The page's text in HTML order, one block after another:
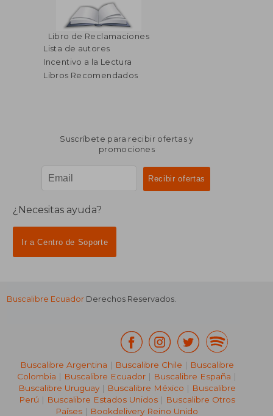
Libro de Reclamaciones
Lista de autores
Incentivo a la Lectura
Libros Recomendados
Suscríbete para recibir ofertas y
promociones
¿Necesitas ayuda?
Ir a Centro de Soporte
Buscalibre Ecuador Derechos Reservados.
Buscalibre Argentina | Buscalibre Chile | Buscalibre
Colombia | Buscalibre Ecuador | Buscalibre España |
Buscalibre Uruguay| Buscalibre México | Buscalibre
Perú | Buscalibre Estados Unidos| Buscalibre Otros
Países | Bookdelivery Reino Unido